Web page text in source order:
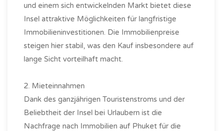
und einem sich entwickelnden Markt bietet diese
Insel attraktive Möglichkeiten für langfristige
Immobilieninvestitionen. Die Immobilienpreise
steigen hier stabil, was den Kauf insbesondere auf
lange Sicht vorteilhaft macht.
2. Mieteinnahmen
Dank des ganzjährigen Touristenstroms und der
Beliebtheit der Insel bei Urlaubern ist die
Nachfrage nach Immobilien auf Phuket für die